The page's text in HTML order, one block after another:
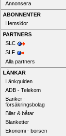
Annonsera
ABONNENTER
Hemsidor
PARTNERS
SLC
SLF
Alla partners
LÄNKAR
Länkguiden
ADB - Telekom
Banker -
försäkringsbolag
Bilar & båtar
Blanketter
Ekonomi - börsen